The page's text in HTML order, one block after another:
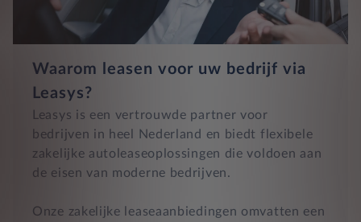
Waarom leasen voor uw bedrijf via
Leasys?
Leasys is een vertrouwde partner voor
bedrijven in heel Nederland en biedt flexibele
zakelijke autoleaseoplossingen die voldoen aan
de eisen van moderne bedrijven.
Onze zakelijke leaseaanbiedingen omvatten een